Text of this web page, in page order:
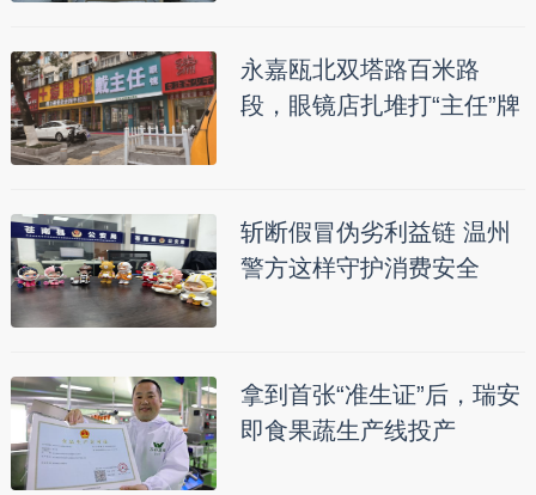
永嘉瓯北双塔路百米路
段，眼镜店扎堆打“主任”牌
斩断假冒伪劣利益链 温州
警方这样守护消费安全
拿到首张“准生证”后，瑞安
即食果蔬生产线投产